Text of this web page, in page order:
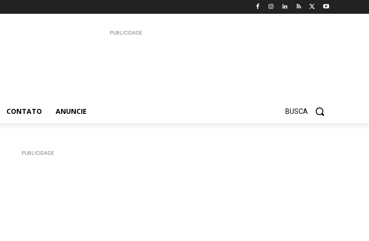
PUBLICIDADE
CONTATO ANUNCIE BUSCA
PUBLICIDADE